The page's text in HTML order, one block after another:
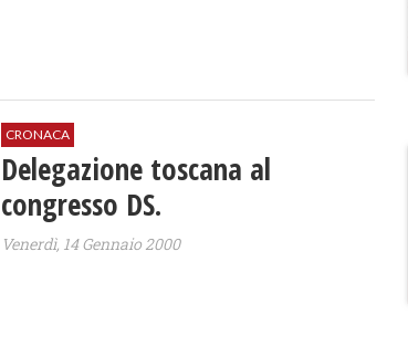
CRONACA
Delegazione toscana al
congresso DS.
Venerdì, 14 Gennaio 2000